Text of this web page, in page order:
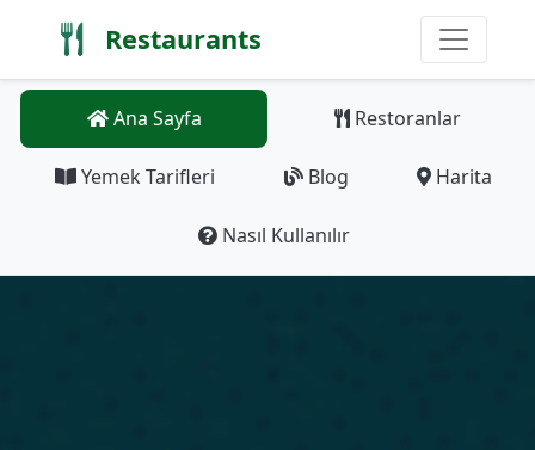
Restaurants
Ana Sayfa Restoranlar
Yemek Tarifleri Blog Harita
Nasıl Kullanılır